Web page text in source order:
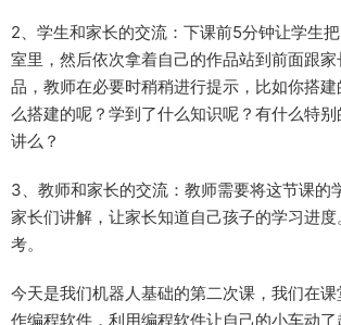
2、学生和家长的交流：下课前5分钟让学生
室里，然后依次拿着自己的作品站到前面跟
品，教师在必要时稍稍进行提示，比如你搭
么搭建的呢？学到了什么知识呢？有什么特
讲么？
3、教师和家长的交流：教师需要将这节课的
家长们讲解，让家长知道自己孩子的学习进
考。
今天是我们机器人基础的第二次课，我们在
作编程软件，利用编程软件让自己的小车动